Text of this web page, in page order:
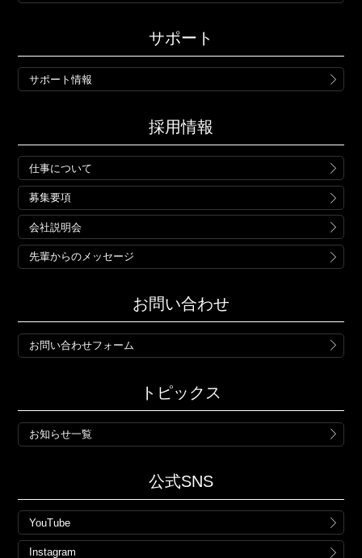
サポート
サポート情報
採用情報
仕事について
募集要項
会社説明会
先輩からのメッセージ
お問い合わせ
お問い合わせフォーム
トピックス
お知らせ一覧
公式SNS
YouTube
Instagram